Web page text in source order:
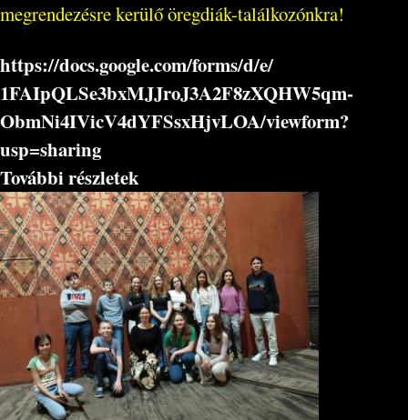
megrendezésre kerülő öregdiák-találkozónkra!
https://docs.google.com/forms/d/e/
1FAIpQLSe3bxMJJroJ3A2F8zXQHW5qm-
ObmNi4IVicV4dYFSsxHjvLOA/viewform?
usp=sharing
További részletek